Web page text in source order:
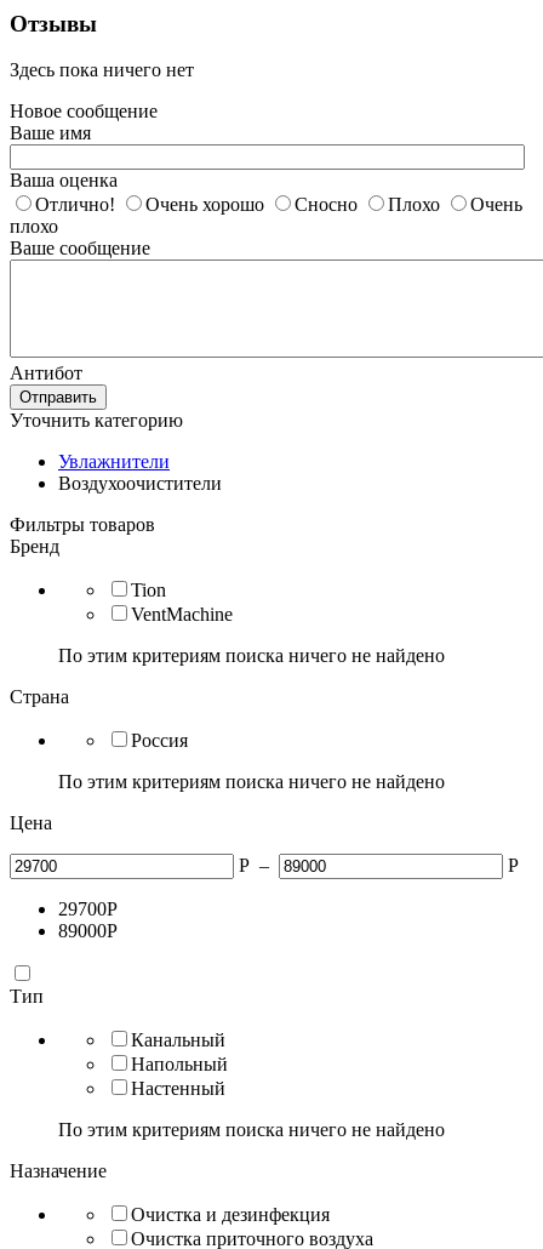
Отзывы
Здесь пока ничего нет
Новое сообщение
Ваше имя
Ваша оценка
Отлично!
Очень хорошо Сносно Плохо
Очень
плохо
Ваше сообщение
Антибот
Отправить
Уточнить категорию
Увлажнители
Воздухоочистители
Фильтры товаров
Бренд
Tion
VentMachine
По этим критериям поиска ничего не найдено
Страна
Россия
По этим критериям поиска ничего не найдено
Цена
Р – Р
29700Р
89000Р
Тип
Канальный
Напольный
Настенный
По этим критериям поиска ничего не найдено
Назначение
Очистка и дезинфекция
Очистка приточного воздуха